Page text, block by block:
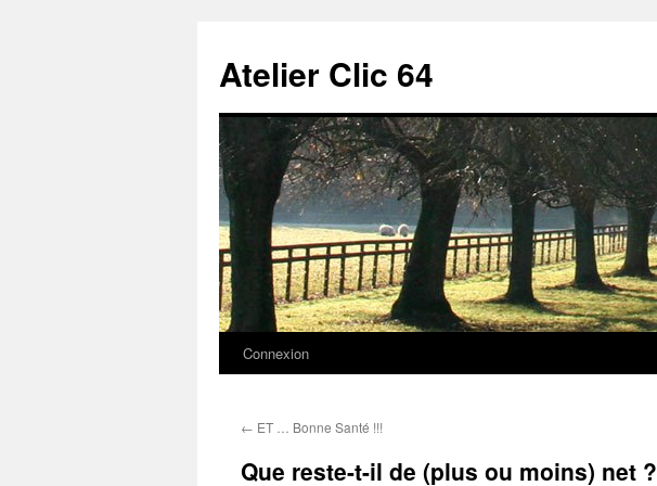
contenu
Atelier Clic 64
Connexion
← ET … Bonne Santé !!!
Que reste-t-il de (plus ou moins) net ?